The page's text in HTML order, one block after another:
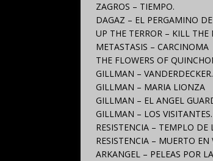
ZAGROS – TIEMPO.
DAGAZ – EL PERGAMINO
UP THE TERROR – KILL THE
METASTASIS – CARCINOMA
THE FLOWERS OF
GILLMAN – VANDERDECKER.
GILLMAN – MARIA LIONZA
GILLMAN – EL ANGEL
GILLMAN – LOS VISITANTES.
RESISTENCIA – TEMPLO DE
RESISTENCIA – MUERTO EN
ARKANGEL – PELEAS POR